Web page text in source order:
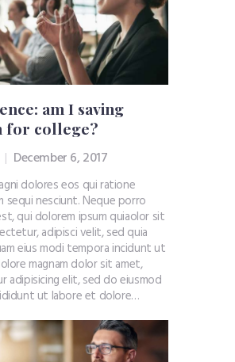
am I saving
for college?
December 6, 2017
dolores eos qui ratione
nesciunt. Neque porro
qui dolorem ipsum quiaolor sit
adipisci velit, sed quia
eius modi tempora incidunt ut
magnam dolor sit amet,
adipisicing elit, sed do eiusmod
ut labore et dolore…